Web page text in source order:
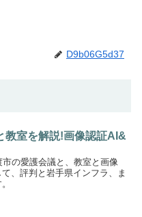
D9b06G5d37
教室を解説!画像認証AI&
の愛護会議と、教室と画像
、評判と岩手県インフラ、ま